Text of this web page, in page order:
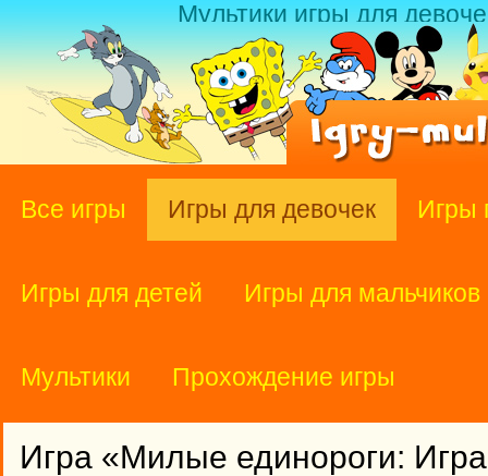
Мультики игры для
Все игры Игры для девочек Игры
Игры для детей Игры для мальчиков
Мультики Прохождение игры
Игра «Милые единороги: